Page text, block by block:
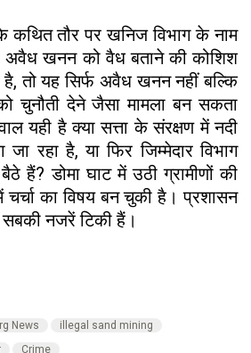
कथित तौर पर खनिज विभाग के नाम
अवैध खनन को वैध बताने की कोशिश
तो यह सिर्फ अवैध खनन नहीं बल्कि
चुनौती देने जैसा मामला बन सकता
यही है क्या सत्ता के संरक्षण में नदी
रहा है, या फिर जिम्मेदार विभाग
डोमा घाट में उठी ग्रामीणों की
का विषय बन चुकी है। प्रशासन
सबकी नजरें टिकी हैं।
News
illegal sand mining
Crime